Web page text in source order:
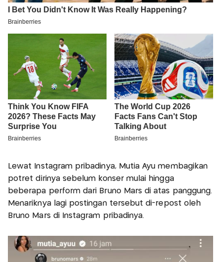
Lewat Instagram pribadinya, Mutia Ayu membagikan
potret dirinya sebelum konser mulai hingga
beberapa perform dari Bruno Mars di atas panggung.
Menariknya lagi postingan tersebut di-repost oleh
Bruno Mars di Instagram pribadinya.